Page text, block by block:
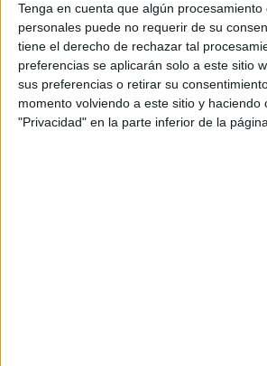
Tenga en cuenta que algún procesamiento
personales puede no requerir de su
tiene el derecho de rechazar tal
preferencias se aplicarán solo a este sitio
sus preferencias o retirar su
momento volviendo a este sitio y haciendo
"Privacidad" en la parte inferior de la
Términos y Condiciones
Aceptolos Términos y Condicionesde